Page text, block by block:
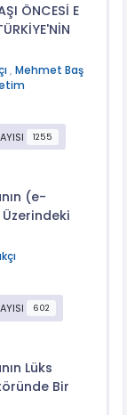
ÖNCESİ E
, Mehmet Baş
1255
(e-
602
Lüks
Bir